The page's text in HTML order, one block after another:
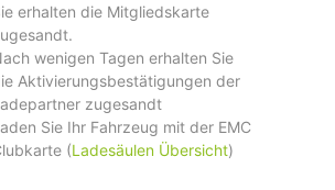
erhalten die Mitgliedskarte
wenigen Tagen erhalten Sie
Aktivierungsbestätigungen der
zugesandt
Sie Ihr Fahrzeug mit der EMC
(Ladesäulen Übersicht)